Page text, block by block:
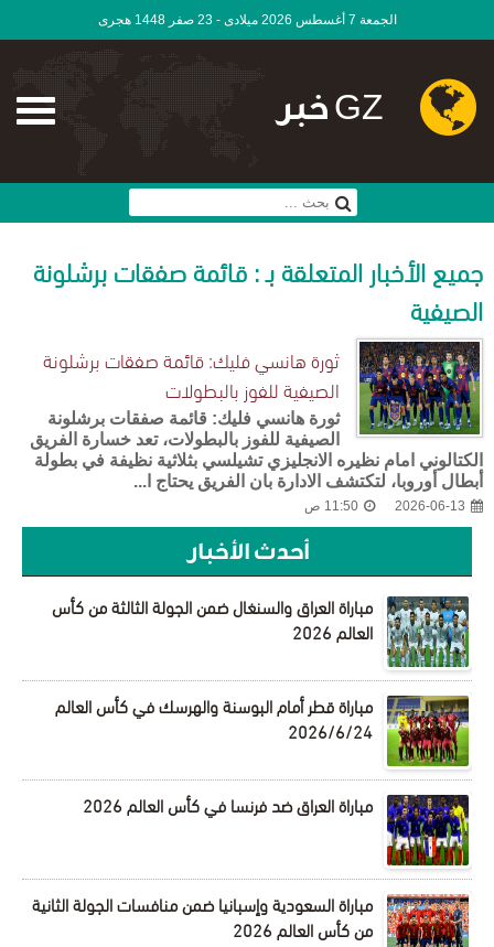
الجمعة 7 أغسطس 2026 ميلادى - 23 صفر 1448 هجرى
GZ خبر
جميع الأخبار المتعلقة بـ : قائمة صفقات برشلونة
الصيفية
ثورة هانسي فليك: قائمة صفقات برشلونة
الصيفية للفوز بالبطولات
ثورة هانسي فليك: قائمة صفقات برشلونة
الصيفية للفوز بالبطولات، تعد خسارة الفريق
الكتالوني امام نظيره الانجليزي تشيلسي بثلاثية نظيفة في بطولة
أبطال أوروبا، لتكتشف الادارة بان الفريق يحتاج ا...
2026-06-13 11:50 ص
أحدث الأخبار
مباراة العراق والسنغال ضمن الجولة الثالثة من كأس
العالم 2026
مباراة قطر أمام البوسنة والهرسك في كأس العالم
2026/6/24
مباراة العراق ضد فرنسا في كأس العالم 2026
مباراة السعودية وإسبانيا ضمن منافسات الجولة الثانية
من كأس العالم 2026